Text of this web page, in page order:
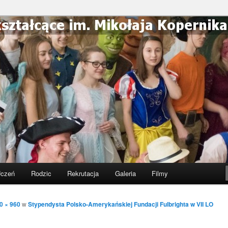
im. Mikołaja
Rodzic Rekrutacja Galeria Filmy
× 960wStypendysta Polsko-Amerykańskiej Fundacji Fulbrighta w VII LO